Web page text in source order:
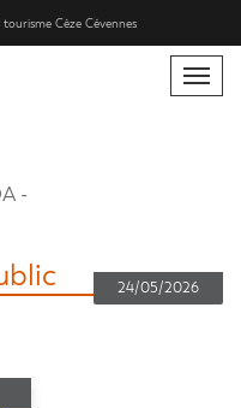
Cèze Cévennes
Toggle
-
24/05/2026